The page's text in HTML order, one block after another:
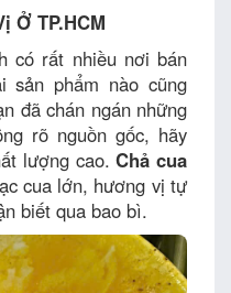
Ở TP.HCM
có rất nhiều nơi bán
sản phẩm nào cũng
đã chán ngán những
rõ nguồn gốc, hãy
lượng cao.Chả cua
cua lớn, hương vị tự
biết qua bao bì.